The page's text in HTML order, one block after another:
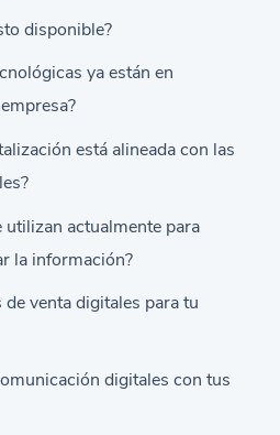
disponible?
ya están en
está alineada con las
utilizan actualmente para
la información?
venta digitales para tu
digitales con tus